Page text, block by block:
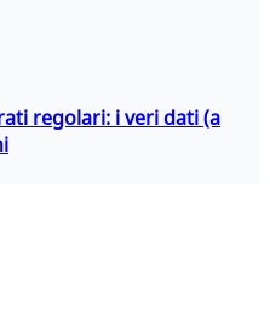
regolari: i veri dati (a